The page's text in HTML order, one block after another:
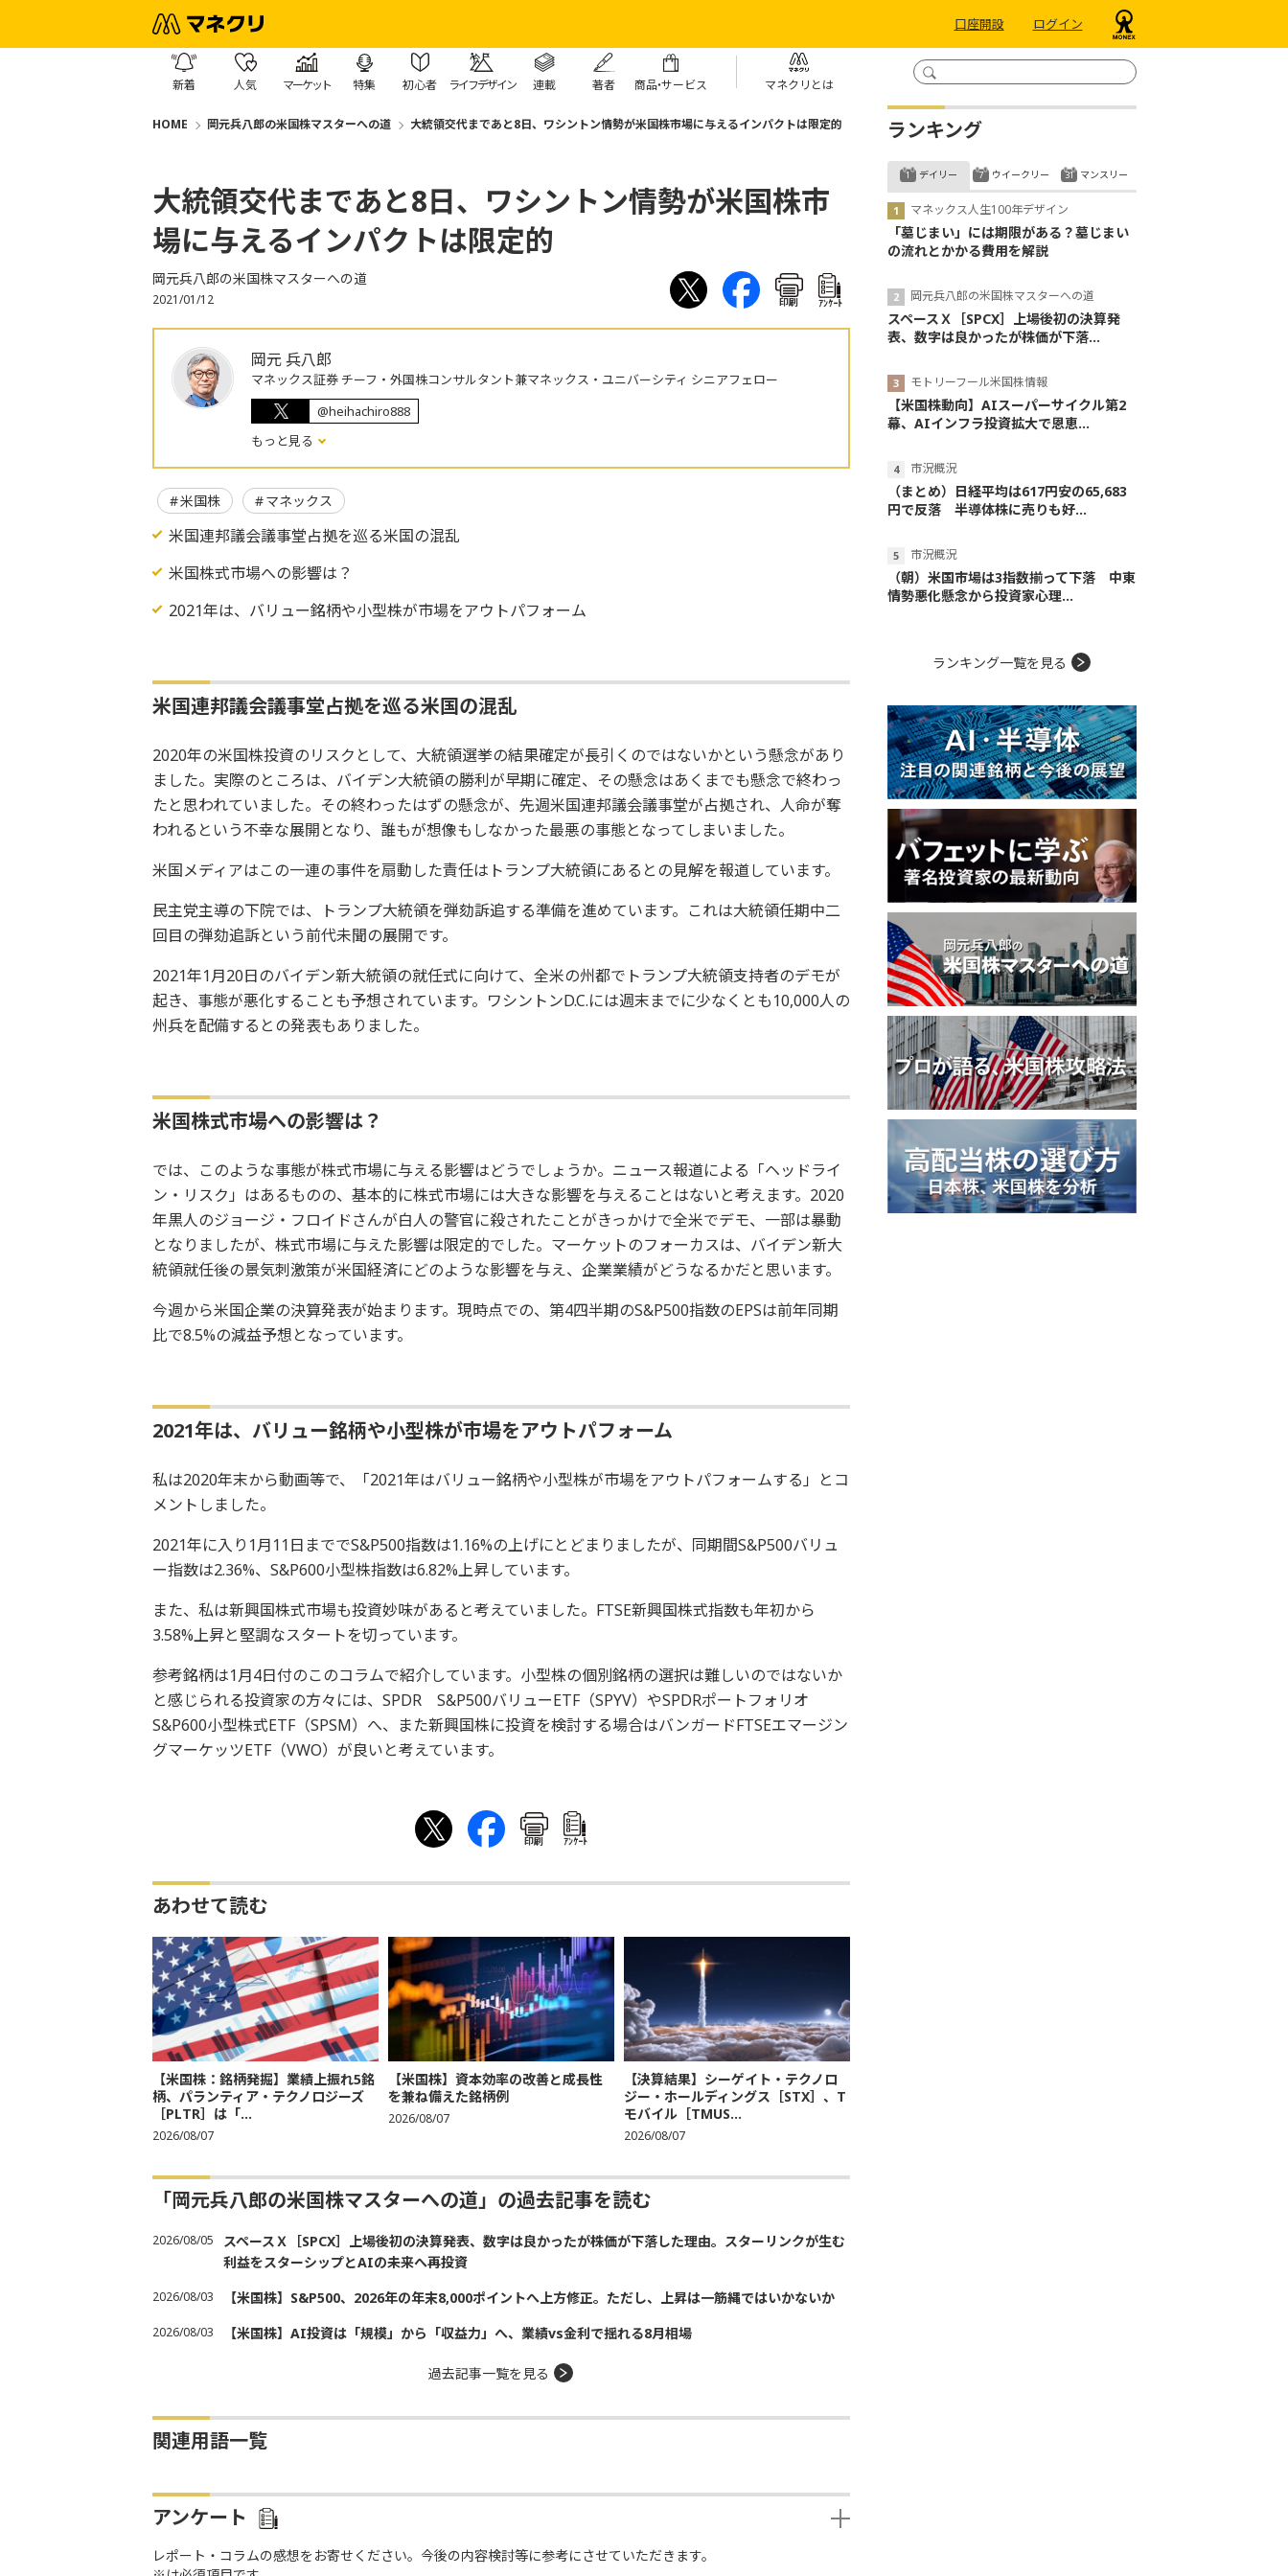
口座開設 ログイン
新着 人気 マーケット 特集 初心者 ライフデザイン 連載 著者 商品・サービス マネクリとは
HOME 岡元兵八郎の米国株マスターへの道 大統領交代まであと8日、ワシントン情勢が米国株市場に与えるインパクトは限定的
大統領交代まであと8日、ワシントン情勢が米国株市
場に与えるインパクトは限定的
岡元兵八郎の米国株マスターへの道
2021/01/12 印刷 ｱﾝｹｰﾄ
岡元 兵八郎
マネックス証券 チーフ・外国株コンサルタント兼マネックス・ユニバーシティ シニアフェロー
@heihachiro888
もっと見る
米国株 マネックス
米国連邦議会議事堂占拠を巡る米国の混乱
米国株式市場への影響は？
2021年は、バリュー銘柄や小型株が市場をアウトパフォーム
米国連邦議会議事堂占拠を巡る米国の混乱
2020年の米国株投資のリスクとして、大統領選挙の結果確定が長引くのではないかという懸念があり
ました。実際のところは、バイデン大統領の勝利が早期に確定、その懸念はあくまでも懸念で終わっ
たと思われていました。その終わったはずの懸念が、先週米国連邦議会議事堂が占拠され、人命が奪
われるという不幸な展開となり、誰もが想像もしなかった最悪の事態となってしまいました。
米国メディアはこの一連の事件を扇動した責任はトランプ大統領にあるとの見解を報道しています。
民主党主導の下院では、トランプ大統領を弾劾訴追する準備を進めています。これは大統領任期中二
回目の弾劾追訴という前代未聞の展開です。
2021年1月20日のバイデン新大統領の就任式に向けて、全米の州都でトランプ大統領支持者のデモが
起き、事態が悪化することも予想されています。ワシントンD.C.には週末までに少なくとも10,000人の
州兵を配備するとの発表もありました。
米国株式市場への影響は？
では、このような事態が株式市場に与える影響はどうでしょうか。ニュース報道による「ヘッドライ
ン・リスク」はあるものの、基本的に株式市場には大きな影響を与えることはないと考えます。2020
年黒人のジョージ・フロイドさんが白人の警官に殺されたことがきっかけで全米でデモ、一部は暴動
となりましたが、株式市場に与えた影響は限定的でした。マーケットのフォーカスは、バイデン新大
統領就任後の景気刺激策が米国経済にどのような影響を与え、企業業績がどうなるかだと思います。
今週から米国企業の決算発表が始まります。現時点での、第4四半期のS&P500指数のEPSは前年同期
比で8.5%の減益予想となっています。
2021年は、バリュー銘柄や小型株が市場をアウトパフォーム
私は2020年末から動画等で、「2021年はバリュー銘柄や小型株が市場をアウトパフォームする」とコ
メントしました。
2021年に入り1月11日まででS&P500指数は1.16%の上げにとどまりましたが、同期間S&P500バリュ
ー指数は2.36%、S&P600小型株指数は6.82%上昇しています。
また、私は新興国株式市場も投資妙味があると考えていました。FTSE新興国株式指数も年初から
3.58%上昇と堅調なスタートを切っています。
参考銘柄は1月4日付のこのコラムで紹介しています。小型株の個別銘柄の選択は難しいのではないか
と感じられる投資家の方々には、SPDR S&P500バリューETF（SPYV）やSPDRポートフォリオ
S&P600小型株式ETF（SPSM）へ、また新興国株に投資を検討する場合はバンガードFTSEエマージン
グマーケッツETF（VWO）が良いと考えています。
印刷 ｱﾝｹｰﾄ
あわせて読む
【米国株：銘柄発掘】業績上振れ5銘
柄、パランティア・テクノロジーズ
［PLTR］は「...
2026/08/07
【米国株】資本効率の改善と成長性
を兼ね備えた銘柄例
2026/08/07
【決算結果】シーゲイト・テクノロ
ジー・ホールディングス［STX］、T
モバイル［TMUS...
2026/08/07
「岡元兵八郎の米国株マスターへの道」の過去記事を読む
2026/08/05
スペースＸ［SPCX］上場後初の決算発表、数字は良かったが株価が下落した理由。スターリンクが生む
利益をスターシップとAIの未来へ再投資
2026/08/03 【米国株】S&P500、2026年の年末8,000ポイントへ上方修正。ただし、上昇は一筋縄ではいかないか
2026/08/03 【米国株】AI投資は「規模」から「収益力」へ、業績vs金利で揺れる8月相場
過去記事一覧を見る
関連用語一覧
アンケート
レポート・コラムの感想をお寄せください。今後の内容検討等に参考にさせていただきます。
ランキング
デイリー
マネックス人生100年デザイン
「墓じまい」には期限がある？墓じまい
の流れとかかる費用を解説
岡元兵八郎の米国株マスターへの道
スペースＸ［SPCX］上場後初の決算発
表、数字は良かったが株価が下落...
モトリーフール米国株情報
【米国株動向】AIスーパーサイクル第2
幕、AIインフラ投資拡大で恩恵...
市況概況
（まとめ）日経平均は617円安の65,683
円で反落 半導体株に売りも好...
市況概況
（朝）米国市場は3指数揃って下落 中東
情勢悪化懸念から投資家心理...
ウイークリー マンスリー
ランキング一覧を見る